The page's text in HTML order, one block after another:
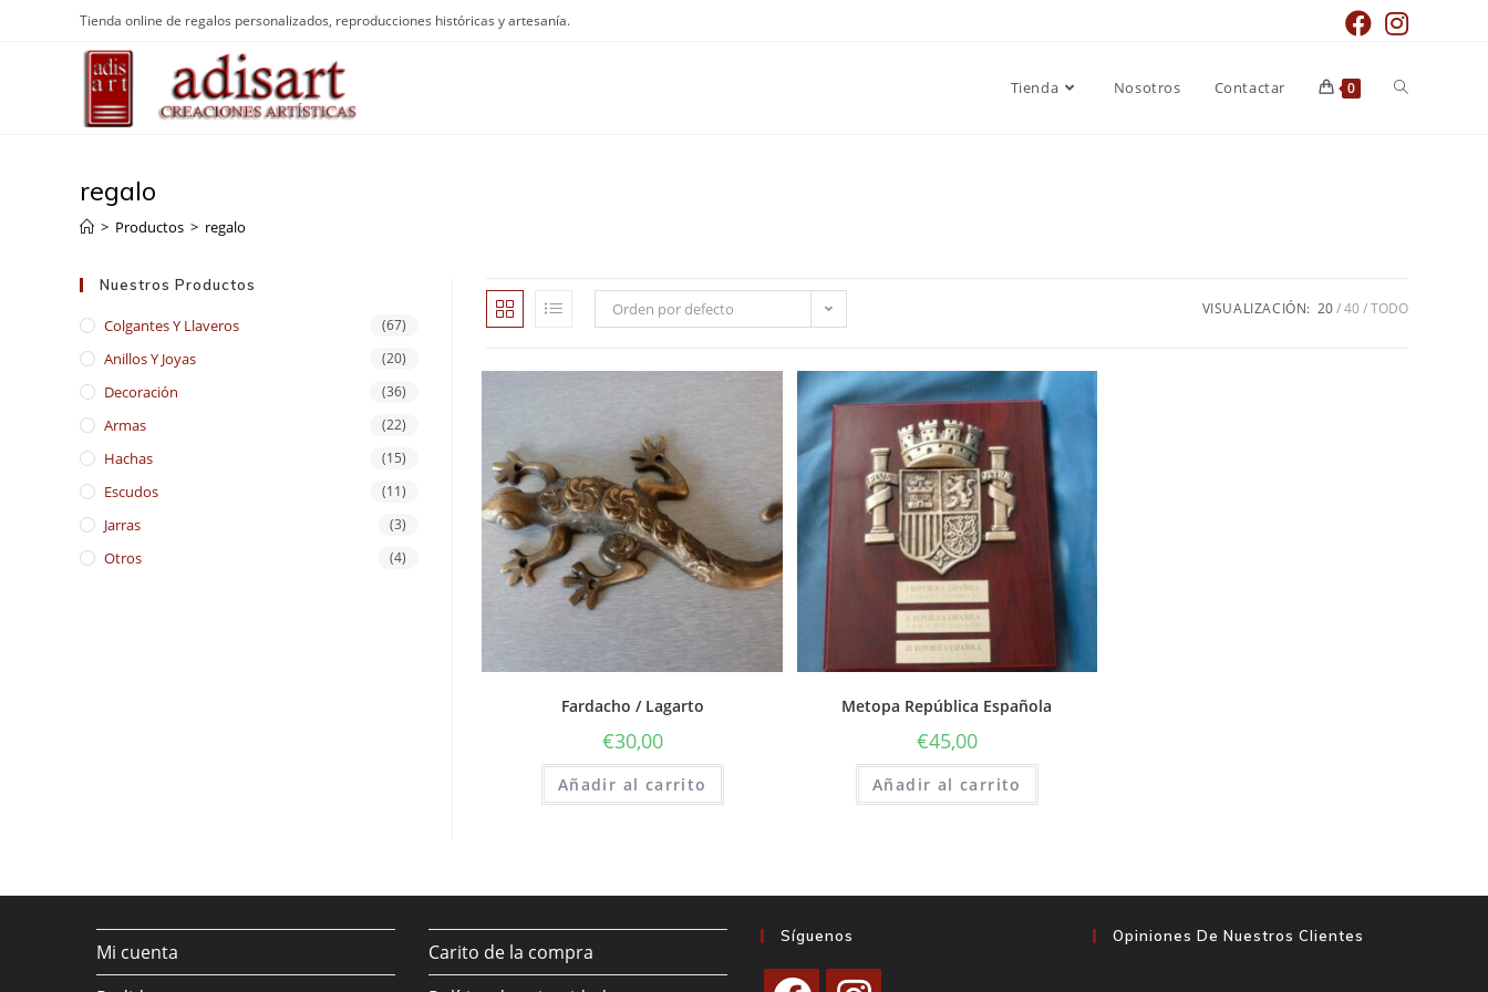
Tienda online de regalos personalizados, reproducciones históricas y artesanía.
Tienda Nosotros Contactar 0
regalo
> Productos > regalo
Orden por defecto VISUALIZACIÓN: 20 40 TODO
Fardacho / Lagarto
€30,00
Añadir al carrito
Metopa República Española
€45,00
Añadir al carrito
Nuestros Productos
Colgantes Y Llaveros (67)
Anillos Y Joyas (20)
Decoración (36)
Armas (22)
Hachas (15)
Escudos (11)
Jarras (3)
Otros (4)
Mi cuenta
Carito de la compra
Síguenos Opiniones De Nuestros Clientes